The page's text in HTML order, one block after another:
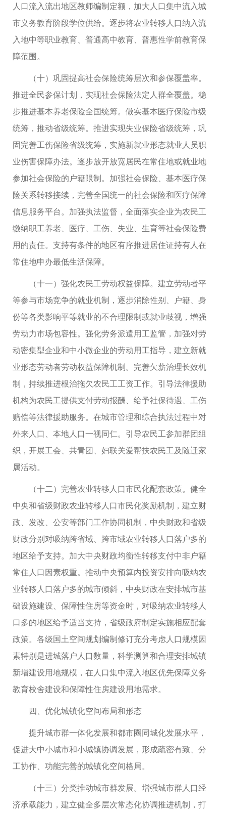
人口流入流出地区教师编制定额，加大人口集中流入城
市义务教育阶段学位供给。逐步将农业转移人口纳入流
入地中等职业教育、普通高中教育、普惠性学前教育保
障范围。
（十）巩固提高社会保险统筹层次和参保覆盖率。
推进全民参保计划，实现社会保险法定人群全覆盖。稳
步推进基本养老保险全国统筹。做实基本医疗保险市级
统筹，推动省级统筹。推进实现失业保险省级统筹，巩
固完善工伤保险省级统筹，实施新就业形态就业人员职
业伤害保障办法。逐步放开放宽居民在常住地或就业地
参加社会保险的户籍限制。加强社会保险、基本医疗保
险关系转移接续，完善全国统一的社会保险和医疗保障
信息服务平台。加强执法监督，全面落实企业为农民工
缴纳职工养老、医疗、工伤、失业、生育等社会保险费
用的责任。支持有条件的地区有序推进居住证持有人在
常住地申办最低生活保障。
（十一）强化农民工劳动权益保障。建立劳动者平
等参与市场竞争的就业机制，逐步消除性别、户籍、身
份等各类影响平等就业的不合理限制或就业歧视，增强
劳动力市场包容性。强化劳务派遣用工监管，加强对劳
动密集型企业和中小微企业的劳动用工指导，建立新就
业形态劳动者劳动权益保障机制。完善欠薪治理长效机
制，持续推进根治拖欠农民工工资工作。引导法律援助
机构为农民工提供支付劳动报酬、给予社保待遇、工伤
赔偿等法律援助服务。在城市管理和综合执法过程中对
外来人口、本地人口一视同仁。引导农民工参加群团组
织，开展工会、共青团、妇联关爱帮扶农民工及随迁家
属活动。
（十二）完善农业转移人口市民化配套政策。健全
中央和省级财政农业转移人口市民化奖励机制，建立财
政、发改、公安等部门工作协同机制，中央财政和省级
财政分别对吸纳跨省域、跨市域农业转移人口落户多的
地区给予支持。加大中央财政均衡性转移支付中非户籍
常住人口因素权重。推动中央预算内投资安排向吸纳农
业转移人口落户多的城市倾斜，中央财政在安排城市基
础设施建设、保障性住房等资金时，对吸纳农业转移人
口多的地区给予适当支持，省级政府制定实施相应配套
政策。各级国土空间规划编制修订充分考虑人口规模因
素特别是进城落户人口数量，科学测算和合理安排城镇
新增建设用地规模，在人口集中流入地区优先保障义务
教育校舍建设和保障性住房建设用地需求。
四、优化城镇化空间布局和形态
提升城市群一体化发展和都市圈同城化发展水平，
促进大中小城市和小城镇协调发展，形成疏密有致、分
工协作、功能完善的城镇化空间格局。
（十三）分类推动城市群发展。增强城市群人口经
济承载能力，建立健全多层次常态化协调推进机制，打